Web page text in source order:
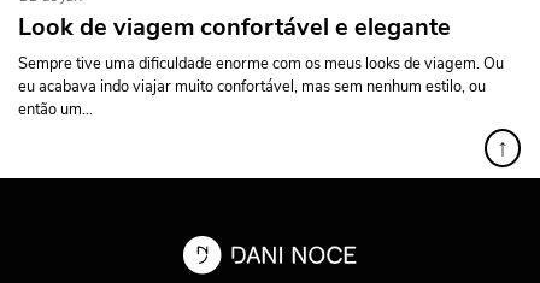
Look de viagem confortável e elegante
Sempre tive uma dificuldade enorme com os meus looks de viagem. Ou
eu acabava indo viajar muito confortável, mas sem nenhum estilo, ou
então um...
↑